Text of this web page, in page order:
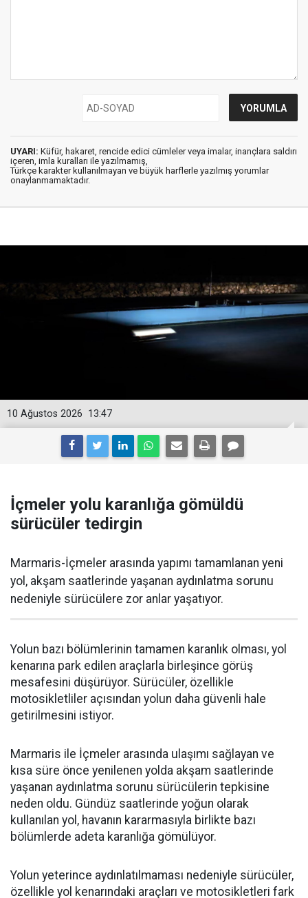
UYARI: Küfür, hakaret, rencide edici cümleler veya imalar, inançlara saldırı
içeren, imla kuralları ile yazılmamış,
Türkçe karakter kullanılmayan ve büyük harflerle yazılmış yorumlar
onaylanmamaktadır.
13:47
10 Ağustos 2026
İçmeler yolu karanlığa gömüldü
sürücüler tedirgin
Marmaris-İçmeler arasında yapımı tamamlanan yeni
yol, akşam saatlerinde yaşanan aydınlatma sorunu
nedeniyle sürücülere zor anlar yaşatıyor.
Yolun bazı bölümlerinin tamamen karanlık olması, yol
kenarına park edilen araçlarla birleşince görüş
mesafesini düşürüyor. Sürücüler, özellikle
motosikletliler açısından yolun daha güvenli hale
getirilmesini istiyor.
Marmaris ile İçmeler arasında ulaşımı sağlayan ve
kısa süre önce yenilenen yolda akşam saatlerinde
yaşanan aydınlatma sorunu sürücülerin tepkisine
neden oldu. Gündüz saatlerinde yoğun olarak
kullanılan yol, havanın kararmasıyla birlikte bazı
bölümlerde adeta karanlığa gömülüyor.
Yolun yeterince aydınlatılmaması nedeniyle sürücüler,
özellikle yol kenarındaki araçları ve motosikletleri fark